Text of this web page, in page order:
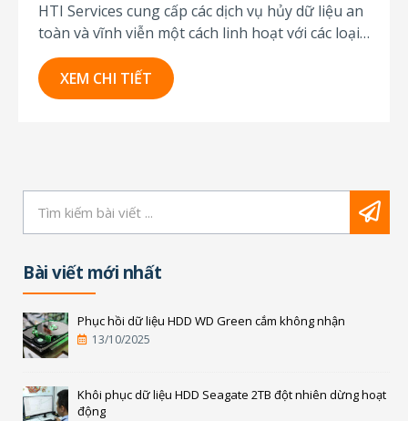
HTI Services cung cấp các dịch vụ hủy dữ liệu an
toàn và vĩnh viễn một cách linh hoạt với các loại
thiết bị lưu trữ khác nhau, tại các địa điểm theo
yêu cầu của khách hàng, giúp đảm bảo an toàn
thông tin, tối ưu hóa thiết bị lưu...
XEM CHI TIẾT
Bài viết mới nhất
Phục hồi dữ liệu HDD WD Green cắm không nhận
13/10/2025
Khôi phục dữ liệu HDD Seagate 2TB đột nhiên dừng hoạt
động